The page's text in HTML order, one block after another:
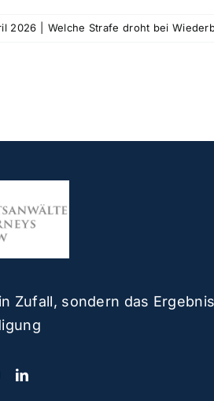
2026 Welche Strafe droht bei
Zufall, sondern das Ergebnis